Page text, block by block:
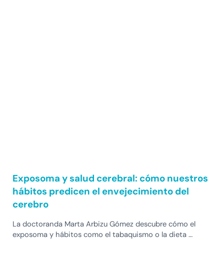
Exposoma y salud cerebral: cómo nuestros
hábitos predicen el envejecimiento del
cerebro
La doctoranda Marta Arbizu Gómez descubre cómo el
exposoma y hábitos como el tabaquismo o la dieta …